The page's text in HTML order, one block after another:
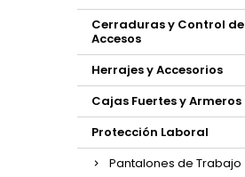
Cerraduras y Control de
Accesos
Herrajes y Accesorios
Cajas Fuertes y Armeros
Protección Laboral
Pantalones de Trabajo